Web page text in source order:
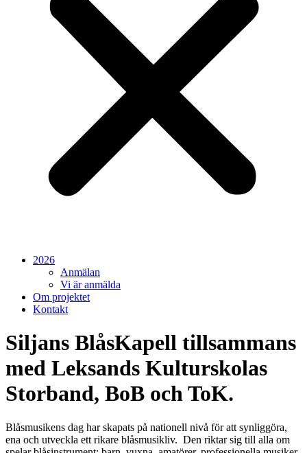
2026
Anmälan
Vi är anmälda
Om projektet
Kontakt
Siljans BlåsKapell tillsammans
med Leksands Kulturskolas
Storband, BoB och ToK.
Blåsmusikens dag har skapats på nationell nivå för att synliggöra,
ena och utveckla ett rikare blåsmusikliv. Den riktar sig till alla om